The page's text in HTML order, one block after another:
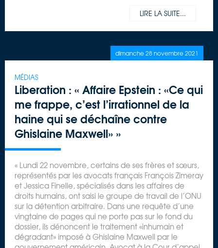
LIRE LA SUITE...
dimanche 28 novembre 2021
MÉDIAS
Liberation : « Affaire Epstein : «Ce qui
me frappe, c’est l’irrationnel de la
haine qui se déchaîne contre
Ghislaine Maxwell» »
« Lundi 22 novembre, certains de ses frères et sœurs,
représentés par les avocats français François Zimeray
et Jessica Finelle, spécialisés dans les affaires de
droits humains, ont saisi le groupe de travail de l’ONU
sur la détention arbitraire. Dans une requête d’une
vingtaine de pages qui ne porte pas sur le fond du
dossier, ils dénoncent le traitement «inhumain et
dégradant» imposé à Ghislaine Maxwell par le